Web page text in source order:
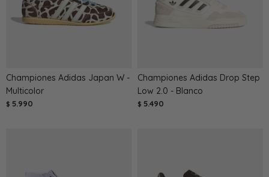
Championes Adidas Japan W -
Multicolor
$ 5.990
Championes Adidas Drop Step
Low 2.0 - Blanco
$ 5.490